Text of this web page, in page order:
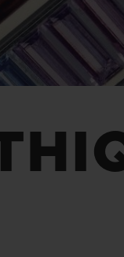
SPIRIT OF BIG BANG
ESSENTIAL TAUPE
EN LIGNE
ET RETOURS